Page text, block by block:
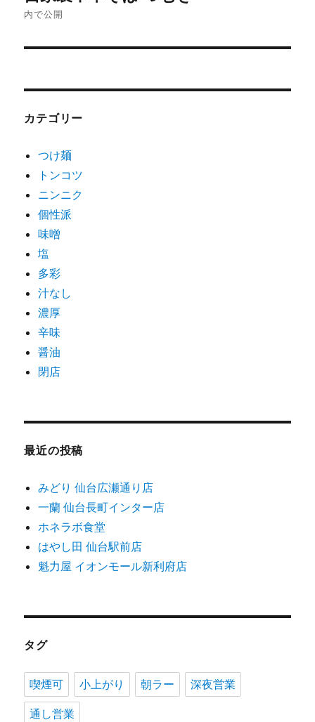
稿
ゲ
ー
シ
ン
内で公開
カテゴリー
つけ麺
トンコツ
ニンニク
個性派
味噌
塩
多彩
汁なし
濃厚
辛味
醤油
閉店
最近の投稿
みどり 仙台広瀬通り店
一蘭 仙台長町インター店
ホネラボ食堂
はやし田 仙台駅前店
魁力屋 イオンモール新利府店
タグ
喫煙可 小上がり 朝ラー 深夜営業
通し営業